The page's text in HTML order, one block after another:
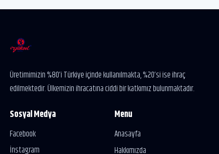
Üretimimizin %80’i Türkiye içinde kullanılmakta, %20’si ise ihraç
edilmektedir. Ülkemizin ihracatına ciddi bir katkımız bulunmaktadır.
Sosyal Medya
Facebook
İnstagram
Menu
Anasayfa
Hakkımızda